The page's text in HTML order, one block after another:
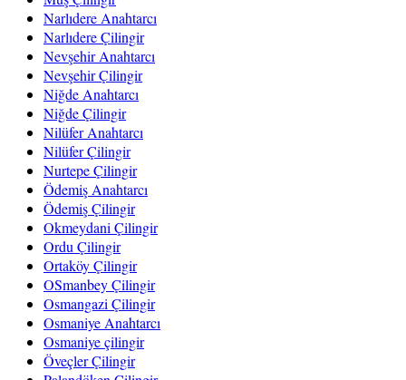
Narlıdere Anahtarcı
Narlıdere Çilingir
Nevşehir Anahtarcı
Nevşehir Çilingir
Niğde Anahtarcı
Niğde Çilingir
Nilüfer Anahtarcı
Nilüfer Çilingir
Nurtepe Çilingir
Ödemiş Anahtarcı
Ödemiş Çilingir
Okmeydani Çilingir
Ordu Çilingir
Ortaköy Çilingir
OSmanbey Çilingir
Osmangazi Çilingir
Osmaniye Anahtarcı
Osmaniye çilingir
Öveçler Çilingir